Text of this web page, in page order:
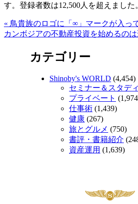
す。登録者数は12,500人を超えました
« 鳥貴族のロゴに「∞」マークが入っ
カンボジアの不動産投資を始めるのは
カテゴリー
Shinoby's WORLD (4,454)
セミナー＆スタデ
プライベート
仕事術 (1,439)
健康 (267)
旅とグルメ (750)
書評・書籍紹介
資産運用 (1,639)